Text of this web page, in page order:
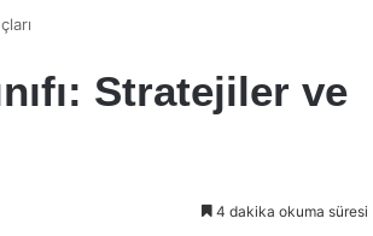
Stratejiler ve
4 dakika okuma süresi